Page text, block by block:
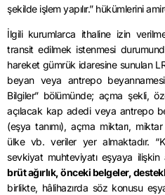
şekilde işlem yapılır.” hükümlerini
İlgili kurumlarca ithaline izin
transit edilmek istenmesi
hareket gümrük idaresine sunulan
beyan veya antrepo
Bilgiler” bölümünde; açma şekli,
açılacak kap adedi veya antrepo
(eşya tanımı), açma miktarı,
ülke vb. veriler yer almaktadır.
sevkiyat muhteviyatı eşyaya ilişkin
brüt ağırlık, önceki belgeler,
birlikte, hâlihazırda söz konusu